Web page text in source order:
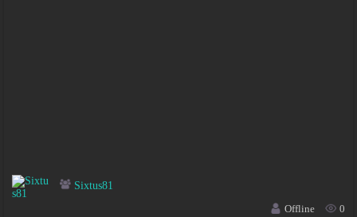
Sixtus81
Offline
0